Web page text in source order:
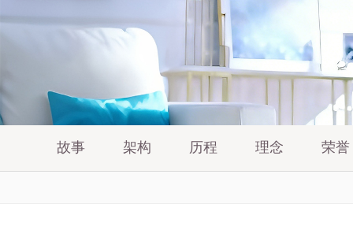
故事 架构 历程 理念 荣誉